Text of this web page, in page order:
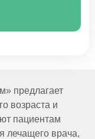
предлагает
возраста и
пациентам
лечащего врача,